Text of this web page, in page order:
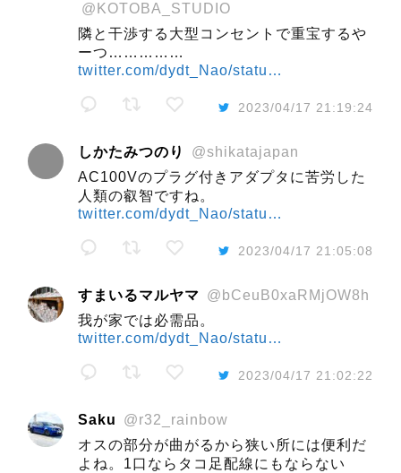
@KOTOBA_STUDIO
隣と干渉する大型コンセントで重宝するや
ーつ……………
twitter.com/dydt_Nao/statu…
2023/04/17 21:19:24
しかたみつのり
@shikatajapan
AC100Vのプラグ付きアダプタに苦労した
人類の叡智ですね。
twitter.com/dydt_Nao/statu…
2023/04/17 21:05:08
すまいるマルヤマ
@bCeuB0xaRMjOW8h
我が家では必需品。
twitter.com/dydt_Nao/statu…
2023/04/17 21:02:22
Saku
@r32_rainbow
オスの部分が曲がるから狭い所には便利だ
よね。1口ならタコ足配線にもならない